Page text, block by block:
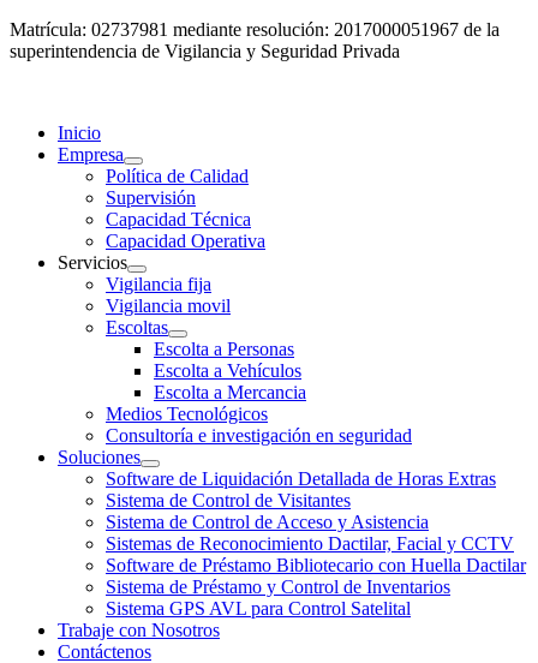
Matrícula: 02737981 mediante resolución: 2017000051967 de la
superintendencia de Vigilancia y Seguridad Privada
Inicio
Empresa
Política de Calidad
Supervisión
Capacidad Técnica
Capacidad Operativa
Servicios
Vigilancia fija
Vigilancia movil
Escoltas
Escolta a Personas
Escolta a Vehículos
Escolta a Mercancia
Medios Tecnológicos
Consultoría e investigación en seguridad
Soluciones
Software de Liquidación Detallada de Horas Extras
Sistema de Control de Visitantes
Sistema de Control de Acceso y Asistencia
Sistemas de Reconocimiento Dactilar, Facial y CCTV
Software de Préstamo Bibliotecario con Huella Dactilar
Sistema de Préstamo y Control de Inventarios
Sistema GPS AVL para Control Satelital
Trabaje con Nosotros
Contáctenos